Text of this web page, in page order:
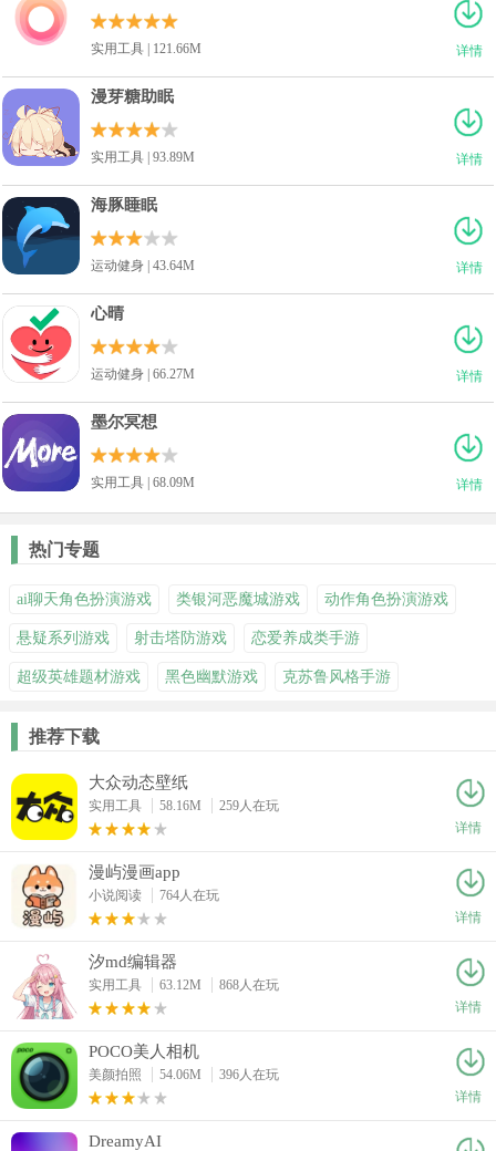
详情
实用工具 | 121.66M
详情
漫芽糖助眠
实用工具 | 93.89M
详情
海豚睡眠
运动健身 | 43.64M
详情
心晴
运动健身 | 66.27M
详情
墨尔冥想
实用工具 | 68.09M
热门专题
ai聊天角色扮演游戏 类银河恶魔城游戏 动作角色扮演游戏
悬疑系列游戏 射击塔防游戏 恋爱养成类手游
超级英雄题材游戏 黑色幽默游戏 克苏鲁风格手游
推荐下载
大众动态壁纸
实用工具 58.16M
259人在玩
详情
漫屿漫画app
小说阅读
764人在玩
详情
汐md编辑器
实用工具 63.12M
868人在玩
详情
POCO美人相机
美颜拍照 54.06M
396人在玩
详情
DreamyAI